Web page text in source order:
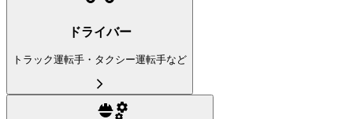
ドライバー
トラック運転手・タクシー運転手など